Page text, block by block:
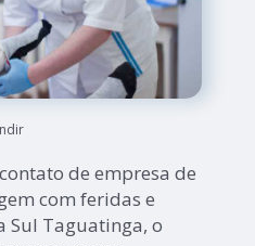
de empresa de
com feridas e
Sul Taguatinga, o